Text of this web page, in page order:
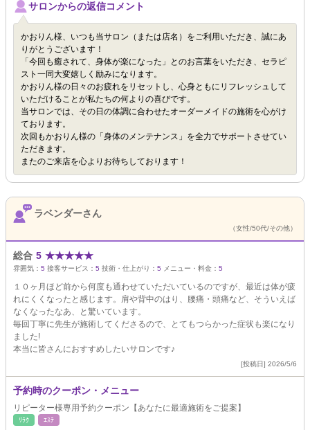
サロンからの返信コメント
かおりん様、いつも当サロン（または店名）をご利用いただき、誠にあ
りがとうございます！
「今回も癒されて、身体が楽になった」とのお言葉をいただき、セラピ
スト一同大変嬉しく励みになります。
かおりん様の日々のお疲れをリセットし、心身ともにリフレッシュして
いただけることが私たちの何よりの喜びです。
当サロンでは、その日の体調に合わせたオーダーメイドの施術を心がけ
ております。
次回もかおりん様の「身体のメンテナンス」を全力でサポートさせてい
ただきます。
またのご来店を心よりお待ちしております！
ラベンダーさん
（女性/50代/その他）
総合 5 ★★★★★
雰囲気： 5 接客サービス： 5 技術・仕上がり： 5 メニュー・料金： 5
１０ヶ月ほど前から何度も通わせていただいているのですが、最近は体が疲
れにくくなったと感じます。肩や背中のはり、腰痛・頭痛など、そういえば
なくなったなあ、と驚いています。
毎回丁寧に先生が施術してくださるので、とてもつらかった症状も楽になり
ました!
本当に皆さんにおすすめしたいサロンです♪
[投稿日] 2026/5/6
予約時のクーポン・メニュー
リピーター様専用予約クーポン【あなたに最適施術をご提案】
ﾘﾗｸ ｴｽﾃ